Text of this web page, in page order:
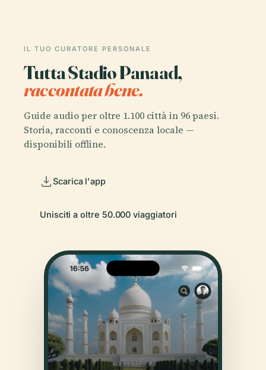
IL TUO CURATORE PERSONALE
Tutta Stadio Panaad,
raccontata bene.
Guide audio per oltre 1.100 città in 96 paesi.
Storia, racconti e conoscenza locale —
disponibili offline.
Scarica l'app
Unisciti a oltre 50.000 viaggiatori